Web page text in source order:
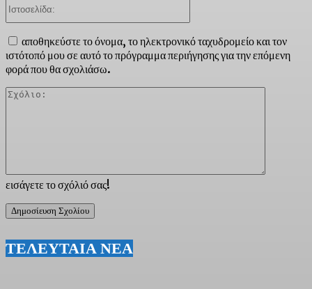
εισάγετε το σχόλιό σας!
αποθηκεύστε το όνομα, το ηλεκτρονικό ταχυδρομείο και τον
ιστότοπό μου σε αυτό το πρόγραμμα περιήγησης για την επόμενη
φορά που θα σχολιάσω.
ΤΕΛΕΥΤΑΙΑ ΝΕΑ